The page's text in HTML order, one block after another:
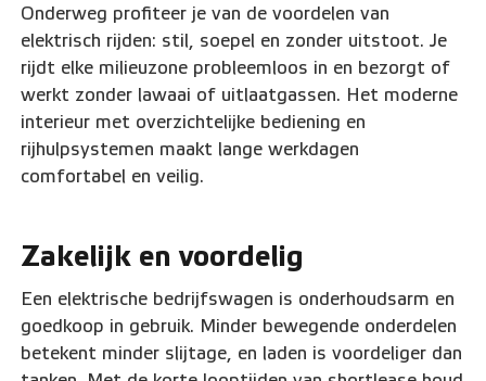
Onderweg profiteer je van de voordelen van
elektrisch rijden: stil, soepel en zonder uitstoot. Je
rijdt elke milieuzone probleemloos in en bezorgt of
werkt zonder lawaai of uitlaatgassen. Het moderne
interieur met overzichtelijke bediening en
rijhulpsystemen maakt lange werkdagen
comfortabel en veilig.
Zakelijk en voordelig
Een elektrische bedrijfswagen is onderhoudsarm en
goedkoop in gebruik. Minder bewegende onderdelen
betekent minder slijtage, en laden is voordeliger dan